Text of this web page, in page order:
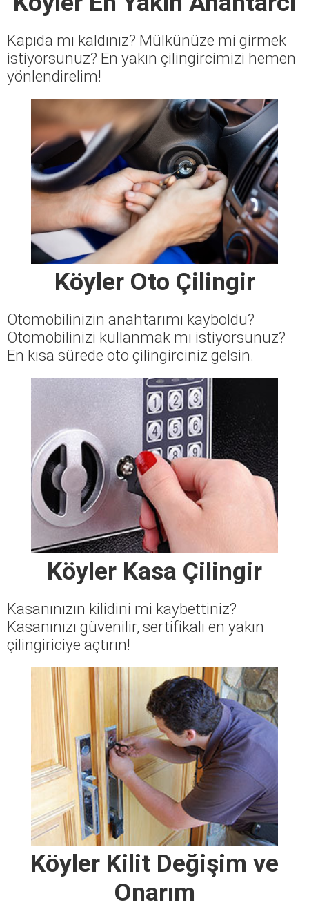
Kapıda mı kaldınız? Mülkünüze mi girmek
istiyorsunuz? En yakın çilingircimizi hemen
yönlendirelim!
Köyler Oto Çilingir
Otomobilinizin anahtarımı kayboldu?
Otomobilinizi kullanmak mı istiyorsunuz?
En kısa sürede oto çilingirciniz gelsin.
Köyler Kasa Çilingir
Kasanınızın kilidini mi kaybettiniz?
Kasanınızı güvenilir, sertifikalı en yakın
çilingiriciye açtırın!
Köyler Kilit Değişim ve
Onarım